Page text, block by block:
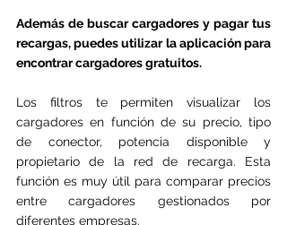
Además de buscar cargadores y pagar tus
recargas, puedes utilizar la aplicación para
encontrar cargadores gratuitos.
Los filtros te permiten visualizar los
cargadores en función de su precio, tipo
de conector, potencia disponible y
propietario de la red de recarga. Esta
función es muy útil para comparar precios
entre cargadores gestionados por
diferentes empresas.